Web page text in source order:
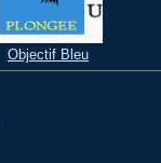
Objectif Bleu